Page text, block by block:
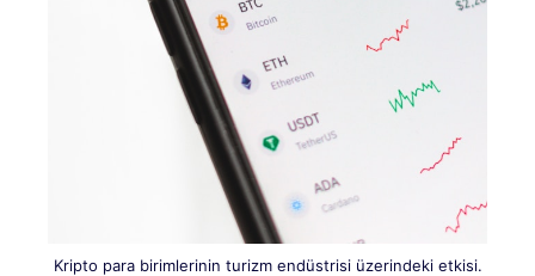
Kripto para birimlerinin turizm endüstrisi üzerindeki etkisi.